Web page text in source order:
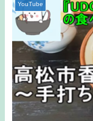
YouTube